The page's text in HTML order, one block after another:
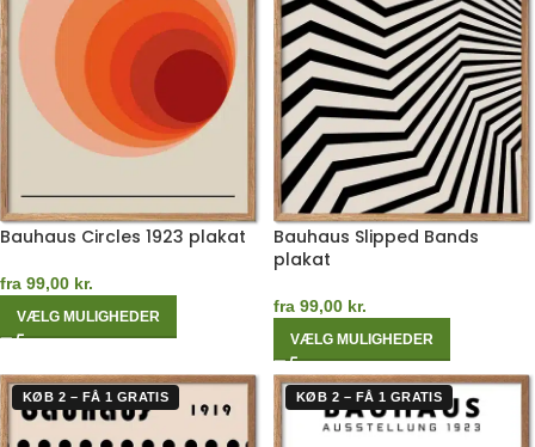
Bauhaus Circles 1923 plakat
fra 99,00 kr.
VÆLG MULIGHEDER
Bauhaus Slipped Bands
plakat
fra 99,00 kr.
VÆLG MULIGHEDER
KØB 2 – FÅ 1 GRATIS KØB 2 – FÅ 1 GRATIS